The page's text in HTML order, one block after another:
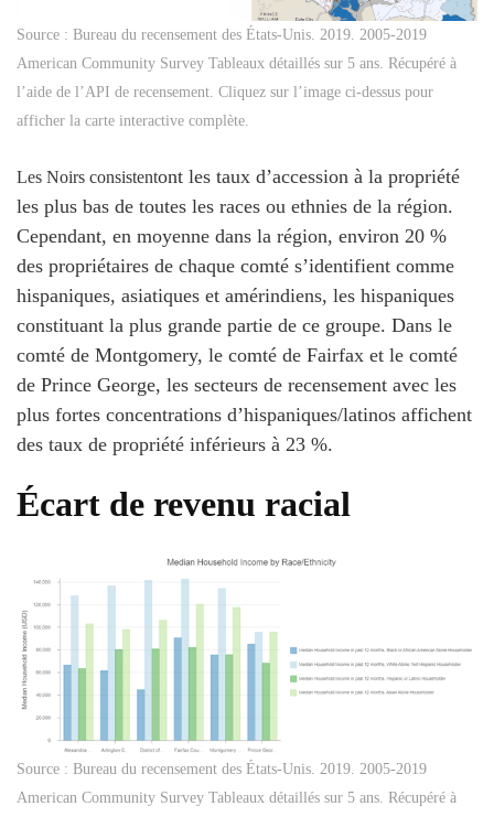
Source : Bureau du recensement des États-Unis. 2019. 2005-2019
American Community Survey Tableaux détaillés sur 5 ans. Récupéré à
l’aide de l’API de recensement. Cliquez sur l’image ci-dessus pour
afficher la carte interactive complète.
Les Noirs consistentont les taux d’accession à la propriété
les plus bas de toutes les races ou ethnies de la région.
Cependant, en moyenne dans la région, environ 20 %
des propriétaires de chaque comté s’identifient comme
hispaniques, asiatiques et amérindiens, les hispaniques
constituant la plus grande partie de ce groupe. Dans le
comté de Montgomery, le comté de Fairfax et le comté
de Prince George, les secteurs de recensement avec les
plus fortes concentrations d’hispaniques/latinos affichent
des taux de propriété inférieurs à 23 %.
Écart de revenu racial
Source : Bureau du recensement des États-Unis. 2019. 2005-2019
American Community Survey Tableaux détaillés sur 5 ans. Récupéré à